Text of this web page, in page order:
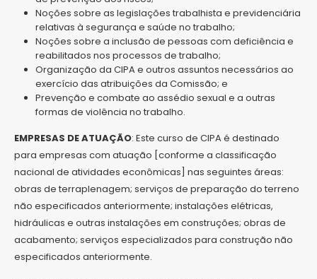
Noções sobre as legislações trabalhista e previdenciária
relativas à segurança e saúde no trabalho;
Noções sobre a inclusão de pessoas com deficiência e
reabilitados nos processos de trabalho;
Organização da CIPA e outros assuntos necessários ao
exercício das atribuições da Comissão; e
Prevenção e combate ao assédio sexual e a outras
formas de violência no trabalho.
EMPRESAS DE ATUAÇÃO: Este curso de CIPA é destinado
para empresas com atuação [conforme a classificação
nacional de atividades econômicas] nas seguintes áreas:
obras de terraplenagem; serviços de preparação do terreno
não especificados anteriormente; instalações elétricas,
hidráulicas e outras instalações em construções; obras de
acabamento; serviços especializados para construção não
especificados anteriormente.